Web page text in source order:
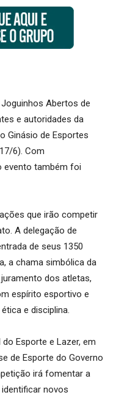
Abertos de
e autoridades da
Ginásio de Esportes
6). Com
evento também foi
que irão competir
A delegação de
de seus 1350
a chama simbólica da
dos atletas,
espírito esportivo e
e disciplina.
Esporte e Lazer, em
de Esporte do Governo
irá fomentar a
novos